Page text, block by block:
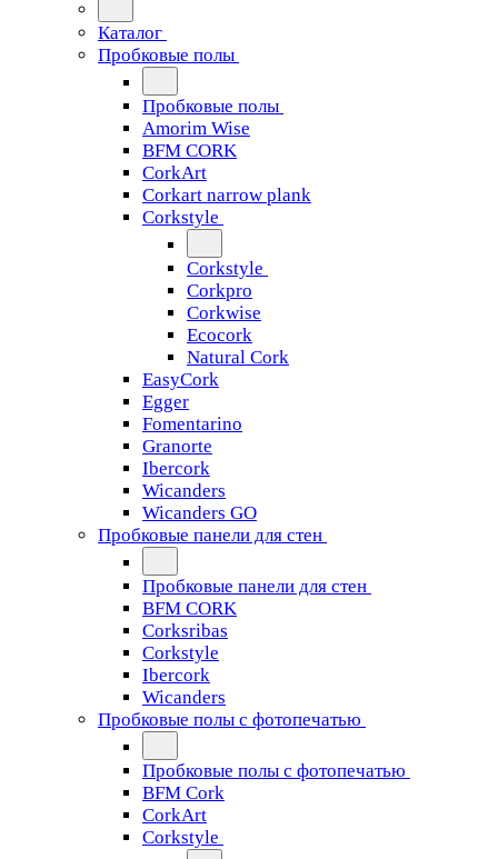
Каталог
Пробковые полы
Пробковые полы
Amorim Wise
BFM CORK
CorkArt
Corkart narrow plank
Corkstyle
Corkstyle
Corkpro
Corkwise
Ecocork
Natural Cork
EasyCork
Egger
Fomentarino
Granorte
Ibercork
Wicanders
Wicanders GO
Пробковые панели для стен
Пробковые панели для стен
BFM CORK
Corksribas
Corkstyle
Ibercork
Wicanders
Пробковые полы с фотопечатью
Пробковые полы с фотопечатью
BFM Cork
CorkArt
Corkstyle